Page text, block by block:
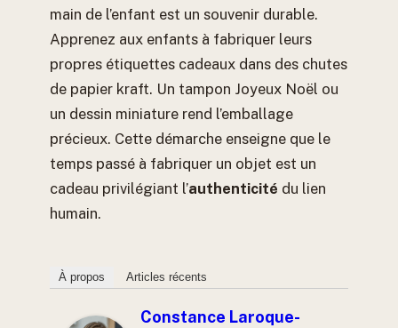
main de l’enfant est un souvenir durable.
Apprenez aux enfants à fabriquer leurs
propres étiquettes cadeaux dans des chutes
de papier kraft. Un tampon Joyeux Noël ou
un dessin miniature rend l’emballage
précieux. Cette démarche enseigne que le
temps passé à fabriquer un objet est un
cadeau privilégiant l’authenticité du lien
humain.
À propos Articles récents
Constance Laroque-